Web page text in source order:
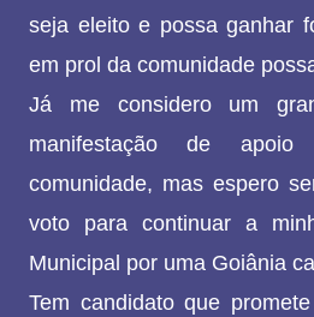
seja eleito e possa ganhar
em prol da comunidade
Já me considero um
manifestação de
comunidade, mas espero
voto para continuar a
Municipal por uma Goiânia
Tem candidato que